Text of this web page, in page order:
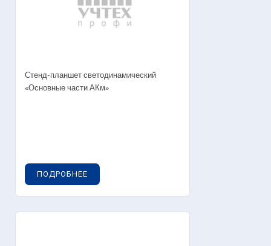
Стенд-планшет светодинамический
«Основные части АКм»
ПОДРОБНЕЕ